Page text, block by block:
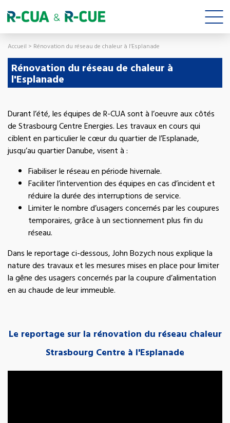
Accueil > Rénovation du réseau de chaleur à l’Esplanade
Rénovation du réseau de chaleur à
l'Esplanade
Durant l’été, les équipes de R-CUA sont à l’oeuvre aux côtés
de Strasbourg Centre Energies. Les travaux en cours qui
ciblent en particulier le cœur du quartier de l’Esplanade,
jusqu’au quartier Danube, visent à :
Fiabiliser le réseau en période hivernale.
Faciliter l’intervention des équipes en cas d’incident et
réduire la durée des interruptions de service.
Limiter le nombre d’usagers concernés par les coupures
temporaires, grâce à un sectionnement plus fin du
réseau.
Dans le reportage ci-dessous, John Bozych nous explique la
nature des travaux et les mesures mises en place pour limiter
la gêne des usagers concernés par la coupure d’alimentation
en au chaude de leur immeuble.
Le reportage sur la rénovation du réseau chaleur
Strasbourg Centre à l'Esplanade